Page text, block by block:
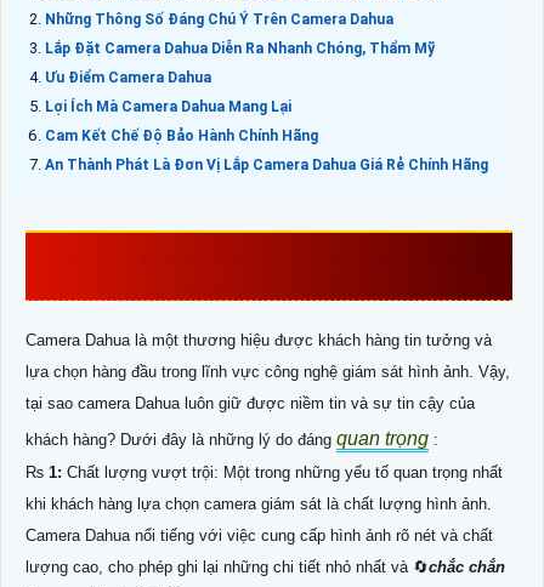
Những Thông Số Đáng Chú Ý Trên Camera Dahua
Lắp Đặt Camera Dahua Diễn Ra Nhanh Chóng, Thẩm Mỹ
Ưu Điểm Camera Dahua
Lợi Ích Mà Camera Dahua Mang Lại
Cam Kết Chế Độ Bảo Hành Chính Hãng
An Thành Phát Là Đơn Vị Lắp Camera Dahua Giá Rẻ Chính Hãng
Camera Dahua là một thương hiệu được khách hàng tin tưởng và
lựa chọn hàng đầu trong lĩnh vực công nghệ giám sát hình ảnh. Vậy,
tại sao camera Dahua luôn giữ được niềm tin và sự tin cậy của
khách hàng? Dưới đây là những lý do đáng quan trọng :
₨ 1: Chất lượng vượt trội: Một trong những yếu tố quan trọng nhất
khi khách hàng lựa chọn camera giám sát là chất lượng hình ảnh.
Camera Dahua nổi tiếng với việc cung cấp hình ảnh rõ nét và chất
lượng cao, cho phép ghi lại những chi tiết nhỏ nhất và 🔄chắc chắn